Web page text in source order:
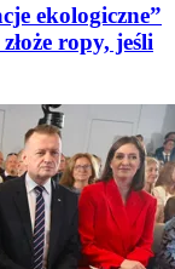
ekologiczne”
ropy, jeśli